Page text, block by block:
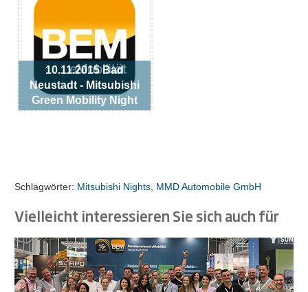
10.11.2015 Bad
Neustadt - Mitsubishi
Green Mobility Night
Schlagwörter: Mitsubishi Nights MMD Automobile GmbH
Vielleicht interessieren Sie sich auch für